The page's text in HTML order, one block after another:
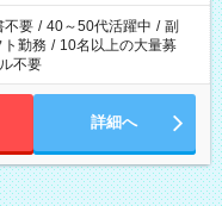
不要 / 40～50代活躍中 / 副
ト勤務 / 10名以上の大量募
不要
詳細へ